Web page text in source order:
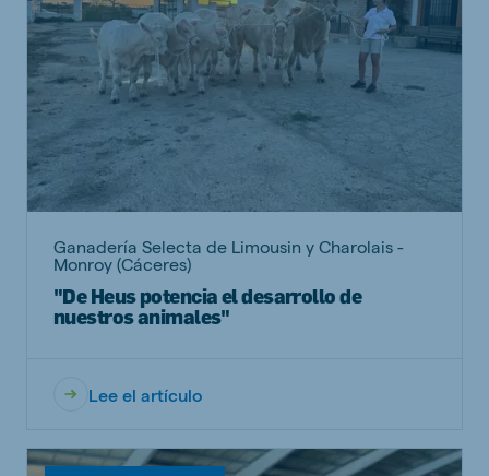
Ganadería Selecta de Limousin y Charolais -
Monroy (Cáceres)
"De Heus potencia el desarrollo de
nuestros animales"
Lee el artículo